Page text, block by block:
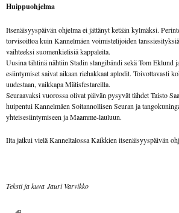
Huippuohjelma
Itsenäisyyspäivän ohjelma ei jättänyt ketään kylmäksi.
torvisoittoa kuin Kannelmäen voimistelijoiden
vaihteeksi suomenkielisiä kappaleita.
Uusina tähtinä nähtiin Stadin slangibändi sekä Tom
esiintymiset saivat aikaan riehakkaat aplodit. Toivottavasti
uudestaan, vaikkapa Mätisfestareilla.
Seuraavaksi vuorossa olivat päivän pysyvät tähdet Taisto
huipentui Kannelmäen Soitannollisen Seuran ja
yhteisesiintymiseen ja Maamme-lauluun.
Ilta jatkui vielä Kanneltalossa Kaikkien itsenäisyyspäivän
Teksti ja kuva Jauri Varvikko